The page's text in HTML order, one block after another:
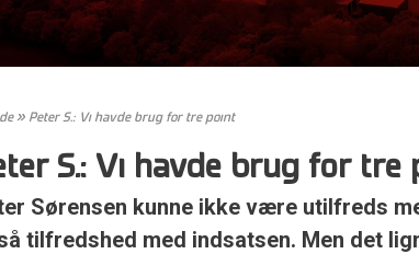
» Peter S.: Vi havde brug for tre point
S.: Vi havde brug for tre
Sørensen kunne ikke være utilfreds
tilfredshed med indsatsen. Men det